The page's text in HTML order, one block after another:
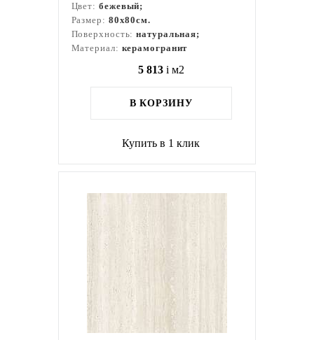
Цвет: бежевый;
Размер: 80x80см.
Поверхность:натуральная;
Материал: керамогранит
5 813 i м2
В КОРЗИНУ
Купить в 1 клик